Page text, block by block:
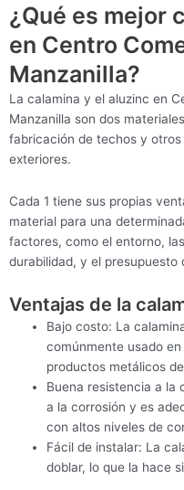
¿Qué es mejor
en Centro
Manzanilla?
La calamina y el aluzinc en
Manzanilla son dos
fabricación de techos y
exteriores.
Cada 1 tiene sus propias
material para una
factores, como el entorno,
durabilidad, y el presupuesto
Ventajas de la
Bajo costo: La
comúnmente usado
productos metálicos
Buena resistencia a la
a la corrosión y es
con altos niveles de
Fácil de instalar: La
doblar, lo que la hace